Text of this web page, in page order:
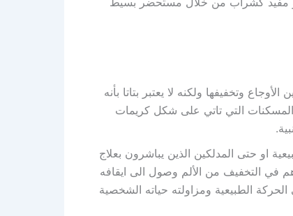
وتخفيفها ولكنه لا يعتبر بتاتا بأنه
التي تاتي على شكل كريمات
او حتى المدلكين الذين يباشرون بعلاج
في التخفيف من الألم وصول الى ايقافه
الطبيعية ومزاولته حياته الشخصية